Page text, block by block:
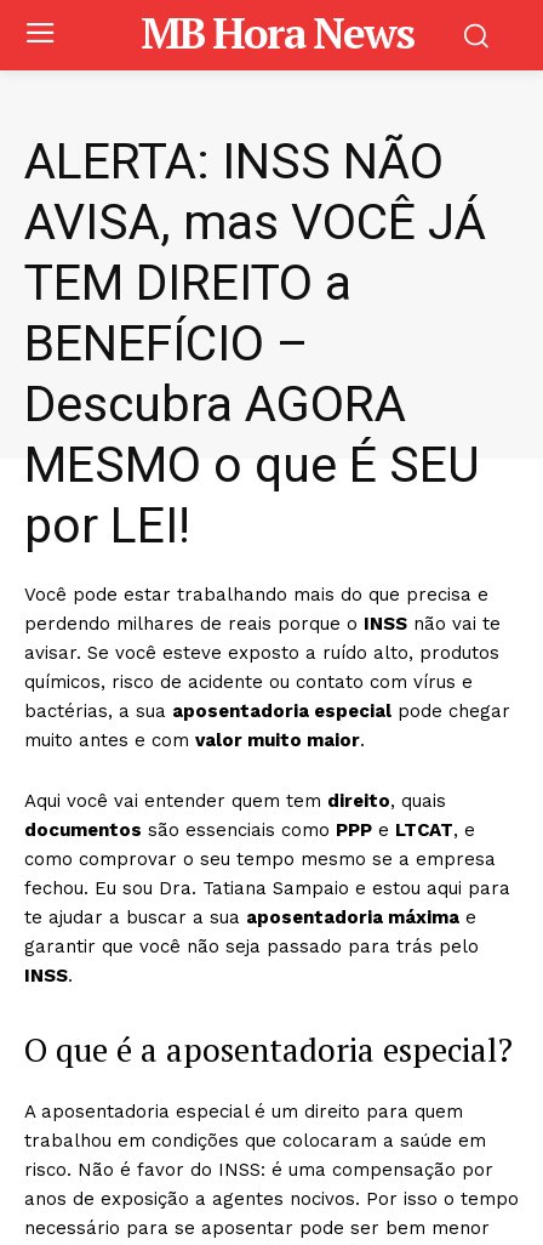
MB Hora News
ALERTA: INSS NÃO
AVISA, mas VOCÊ JÁ
TEM DIREITO a
BENEFÍCIO –
Descubra AGORA
MESMO o que É SEU
por LEI!
Você pode estar trabalhando mais do que precisa e
perdendo milhares de reais porque o INSS não vai te
avisar. Se você esteve exposto a ruído alto, produtos
químicos, risco de acidente ou contato com vírus e
bactérias, a sua aposentadoria especial pode chegar
muito antes e com valor muito maior.
Aqui você vai entender quem tem direito, quais
documentos são essenciais como PPP e LTCAT, e
como comprovar o seu tempo mesmo se a empresa
fechou. Eu sou Dra. Tatiana Sampaio e estou aqui para
te ajudar a buscar a sua aposentadoria máxima e
garantir que você não seja passado para trás pelo
INSS.
O que é a aposentadoria especial?
A aposentadoria especial é um direito para quem
trabalhou em condições que colocaram a saúde em
risco. Não é favor do INSS: é uma compensação por
anos de exposição a agentes nocivos. Por isso o tempo
necessário para se aposentar pode ser bem menor